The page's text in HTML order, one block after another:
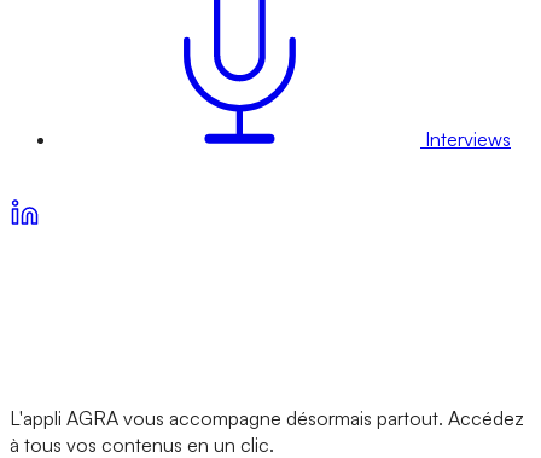
Interviews
L'appli AGRA vous accompagne désormais partout. Accédez
à tous vos contenus en un clic.